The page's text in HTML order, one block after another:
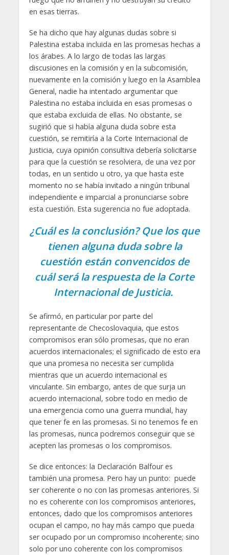
en esas tierras.
Se ha dicho que hay algunas dudas sobre si
Palestina estaba incluida en las promesas hechas a
los árabes. A lo largo de todas las largas
discusiones en la comisión y en la subcomisión,
nuevamente en la comisión y luego en la Asamblea
General, nadie ha intentado argumentar que
Palestina no estaba incluida en esas promesas o
que estaba excluida de ellas. No obstante, se
sugirió que si había alguna duda sobre esta
cuestión, se remitiría a la Corte Internacional de
Justicia, cuya opinión consultiva debería solicitarse
para que la cuestión se resolviera, de una vez por
todas, en un sentido u otro, ya que hasta este
momento no se había invitado a ningún tribunal
independiente e imparcial a pronunciarse sobre
esta cuestión. Esta sugerencia no fue adoptada.
¿Cuál es la conclusión? Que los que
tienen alguna duda sobre la
cuestión están convencidos de
cuál será la respuesta de la Corte
Internacional de Justicia.
Se afirmó, en particular por parte del
representante de Checoslovaquia, que estos
compromisos eran sólo promesas, que no eran
acuerdos internacionales; el significado de esto era
que una promesa no necesita ser cumplida
mientras que un acuerdo internacional es
vinculante. Sin embargo, antes de que surja un
acuerdo internacional, sobre todo en medio de
una emergencia como una guerra mundial, hay
que tener fe en las promesas. Si no tenemos fe en
las promesas, nunca podremos conseguir que se
acepten las promesas o los compromisos.
Se dice entonces: la Declaración Balfour es
también una promesa. Pero hay un punto: puede
ser coherente o no con las promesas anteriores. Si
no es coherente con los compromisos anteriores,
entonces, dado que los compromisos anteriores
ocupan el campo, no hay más campo que pueda
ser ocupado por un compromiso incoherente; sino
solo por uno coherente con los compromisos